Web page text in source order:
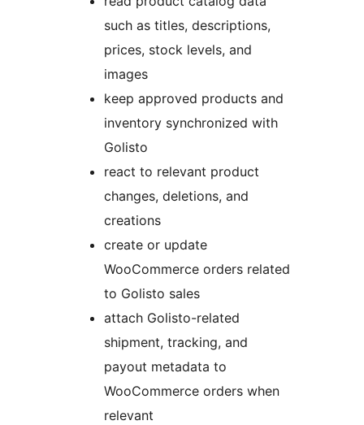
such as titles, descriptions,
prices, stock levels, and
images
keep approved products and
inventory synchronized with
Golisto
react to relevant product
changes, deletions, and
creations
create or update
WooCommerce orders related
to Golisto sales
attach Golisto-related
shipment, tracking, and
payout metadata to
WooCommerce orders when
relevant